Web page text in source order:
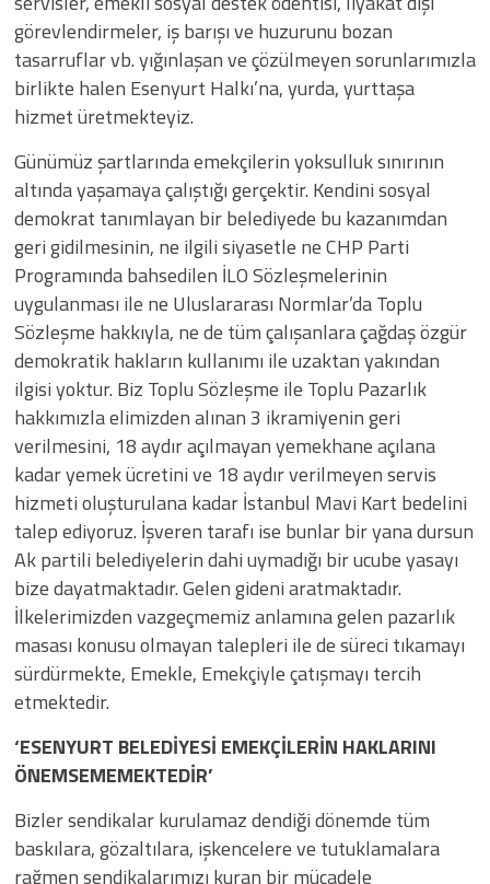
görevlendirmeler, iş barışı ve huzurunu bozan
tasarruflar vb. yığınlaşan ve çözülmeyen sorunlarımızla
birlikte halen Esenyurt Halkı’na, yurda, yurttaşa
hizmet üretmekteyiz.
​Günümüz şartlarında emekçilerin yoksulluk sınırının
altında yaşamaya çalıştığı gerçektir. Kendini sosyal
demokrat tanımlayan bir belediyede bu kazanımdan
geri gidilmesinin, ne ilgili siyasetle ne CHP Parti
Programında bahsedilen İLO Sözleşmelerinin
uygulanması ile ne Uluslararası Normlar’da Toplu
Sözleşme hakkıyla, ne de tüm çalışanlara çağdaş özgür
demokratik hakların kullanımı ile uzaktan yakından
ilgisi yoktur. Biz Toplu Sözleşme ile Toplu Pazarlık
hakkımızla elimizden alınan 3 ikramiyenin geri
verilmesini, 18 aydır açılmayan yemekhane açılana
kadar yemek ücretini ve 18 aydır verilmeyen servis
hizmeti oluşturulana kadar İstanbul Mavi Kart bedelini
talep ediyoruz. İşveren tarafı ise bunlar bir yana dursun
Ak partili belediyelerin dahi uymadığı bir ucube yasayı
bize dayatmaktadır. Gelen gideni aratmaktadır.
İlkelerimizden vazgeçmemiz anlamına gelen pazarlık
masası konusu olmayan talepleri ile de süreci tıkamayı
sürdürmekte, Emekle, Emekçiyle çatışmayı tercih
etmektedir.
‘ESENYURT BELEDİYESİ EMEKÇİLERİN HAKLARINI
ÖNEMSEMEMEKTEDİR’
​Bizler sendikalar kurulamaz dendiği dönemde tüm
baskılara, gözaltılara, işkencelere ve tutuklamalara
rağmen sendikalarımızı kuran bir mücadele